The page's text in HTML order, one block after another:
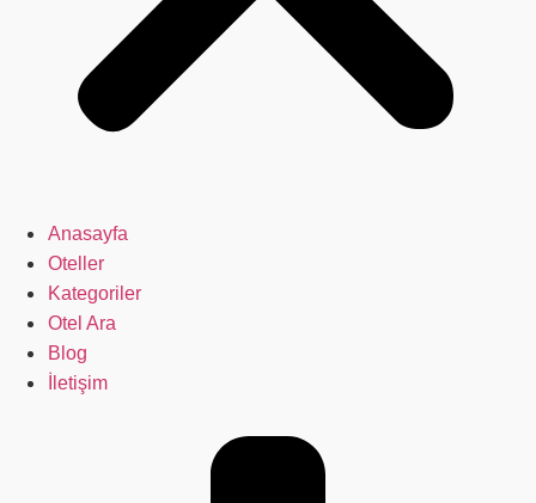
Anasayfa
Oteller
Kategoriler
Otel Ara
Blog
İletişim